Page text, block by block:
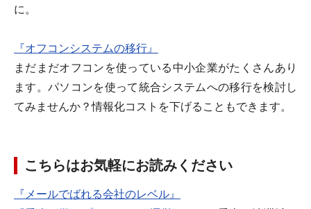
に。
『オフコンシステムの移行』
まだまだオフコンを使っている中小企業がたくさんあり
ます。パソコンを使って統合システムへの移行を検討し
てみませんか？情報化コストを下げることもできます。
こちらはお気軽にお読みください
『メールでばれる会社のレベル』